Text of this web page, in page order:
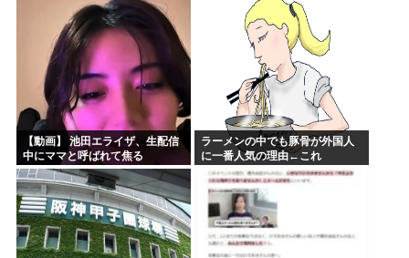
【動画】 池田エライザ、生配信
中にママと呼ばれて焦る
ラーメンの中でも豚骨が外国人
に一番人気の理由←これ